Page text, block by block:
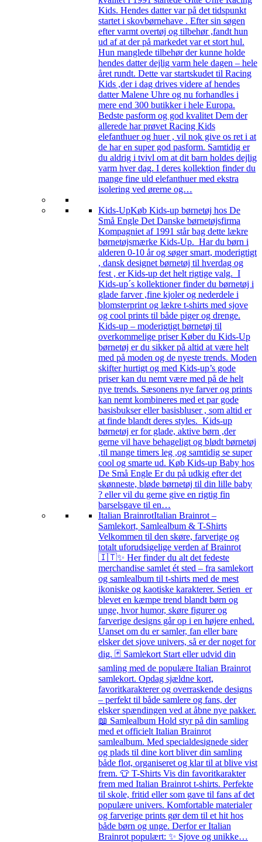
Kids. Hendes datter var på det tidspunkt
startet i skovbørnehave . Efter sin søgen
efter varmt overtøj og tilbehør ,fandt hun
ud af at der på markedet var et stort hul.
Hun manglede tilbehør der kunne holde
hendes datter dejlig varm hele dagen – hele
året rundt. Dette var startskudet til Racing
Kids ,der i dag drives videre af hendes
datter Malene Uhre og nu forhandles i
mere end 300 butikker i hele Europa.
Bedste pasform og god kvalitet Dem der
allerede har prøvet Racing Kids
elefanthuer og huer , vil nok give os ret i at
de har en super god pasform. Samtidig er
du aldrig i tvivl om at dit barn holdes dejlig
varm hver dag. I deres kollektion finder du
mange fine uld elefanthuer med ekstra
isolering ved ørerne og…
Kids-UpKøb Kids-up børnetøj hos De
Små Engle Det Danske børnetøjsfirma
Kompagniet af 1991 står bag dette lækre
børnetøjsmærke Kids-Up. Har du børn i
alderen 0-10 år og søger smart, moderigtigt
, dansk designet børnetøj til hverdag og
fest , er Kids-up det helt rigtige valg. I
Kids-up´s kollektioner finder du børnetøj i
glade farver ,fine kjoler og nederdele i
blomsterprint og lækre t-shirts med sjove
og cool prints til både piger og drenge.
Kids-up – moderigtigt børnetøj til
overkommelige priser Køber du Kids-Up
børnetøj er du sikker på altid at være helt
med på moden og de nyeste trends. Moden
skifter hurtigt og med Kids-up’s gode
priser kan du nemt være med på de helt
nye trends. Sæsonens nye farver og prints
kan nemt kombineres med et par gode
basisbukser eller basisbluser , som altid er
at finde blandt deres styles. Kids-up
børnetøj er for glade, aktive børn ,der
gerne vil have behageligt og blødt børnetøj
,til mange timers leg ,og samtidig se super
cool og smarte ud. Køb Kids-up Baby hos
De Små Engle Er du på udkig efter det
skønneste, bløde børnetøj til din lille baby
? eller vil du gerne give en rigtig fin
barselsgave til en…
Italian BrainrotItalian Brainrot –
Samlekort, Samlealbum & T-Shirts
Velkommen til den skøre, farverige og
totalt uforudsigelige verden af Brainrot
🇮🇹✨ Her finder du alt det fedeste
merchandise samlet ét sted – fra samlekort
og samlealbum til t-shirts med de mest
ikoniske og kaotiske karakterer. Serien er
blevet en kæmpe trend blandt børn og
unge, hvor humor, skøre figurer og
farverige designs går op i en højere enhed.
Uanset om du er samler, fan eller bare
elsker det sjove univers, så er der noget for
dig. 🃏 Samlekort Start eller udvid din
samling med de populære Italian Brainrot
samlekort. Opdag sjældne kort,
favoritkarakterer og overraskende designs
– perfekt til både samlere og fans, der
elsker spændingen ved at åbne nye pakker.
📖 Samlealbum Hold styr på din samling
med et officielt Italian Brainrot
samlealbum. Med specialdesignede sider
og plads til dine kort bliver din samling
både flot, organiseret og klar til at blive vist
frem. 👕 T-Shirts Vis din favoritkarakter
frem med Italian Brainrot t-shirts. Perfekte
til skole, fritid eller som gave til fans af det
populære univers. Komfortable materialer
og farverige prints gør dem til et hit hos
både børn og unge. Derfor er Italian
Brainrot populært: ✨ Sjove og unikke…